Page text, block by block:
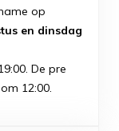
op
en dinsdag
De pre
12:00.